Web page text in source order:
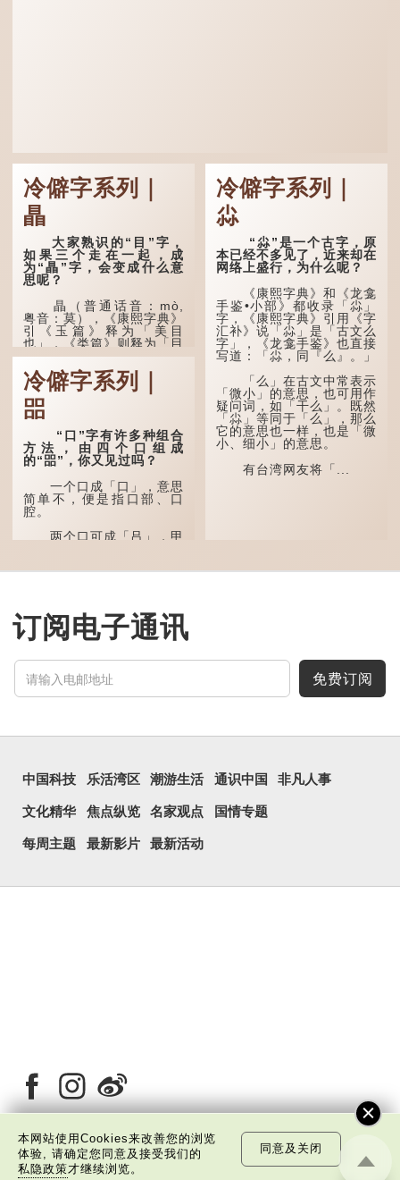
冷僻字系列｜
瞐
大家熟识的“目”字，
如果三个走在一起，成
为“瞐”字，会变成什么意
思呢？
瞐（普通话音：mò,
粤音：莫），《康熙字典》
引《玉篇》释为「美目
也」，《类篇》则释为「目
深也」，即美丽的眼睛、目
光深邃的意思。
多年前，苹果手机推出
iPhone12时，曾宣传它的
镜头有专业的计算摄影功
能，便用上「瞐」这个字，
表达iPhone12有由8位提
升至10位HDR视频拍摄功
能，能自动进...
冷僻字系列｜
㗊
“口”字有许多种组合
方法，由四个口组成
的“㗊”，你又见过吗？
一个口成「口」，意思
简单不，便是指口部、口
腔。
两个口可成「吕」，甲
线把脊椎段串联起来。现代
同「喧」，大声呼叫的意
思。
字用法最为普遍。始见于商
代甲骨文，古字形从三口，
表示众多...
冷僻字系列｜
尛
“尛”是一个古字，原
本已经不多见了，近来却在
网络上盛行，为什么呢？
《康熙字典》和《龙龛
手鉴•小部》都收录「尛」
字，《康熙字典》引用《字
汇补》说「尛」是「古文么
字」，《龙龛手鉴》也直接
写道：「尛，同『么』。」
「么」在古文中常表示
「微小」的意思，也可用作
疑问词，如「干么」。既然
「尛」等同于「么」，那么
它的意思也一样，也是「微
小、细小」的意思。
有台湾网友将「...
订阅电子通讯
免费订阅
中国科技 乐活湾区 潮游生活 通识中国 非凡人事
文化精华 焦点纵览 名家观点 国情专题
每周主题 最新影片 最新活动
关于我们 版权告示 私隐政策声明 免责声明
本网站使用Cookies来改善您的浏览
体验, 请确定您同意及接受我们的
私隐政策才继续浏览。
同意及关闭